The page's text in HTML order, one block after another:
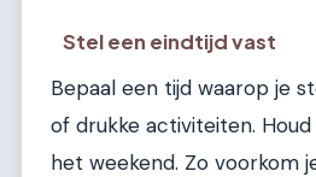
Stel een eindtijd vast
Bepaal een tijd waarop je
of drukke activiteiten. Houd
het weekend. Zo voorkom